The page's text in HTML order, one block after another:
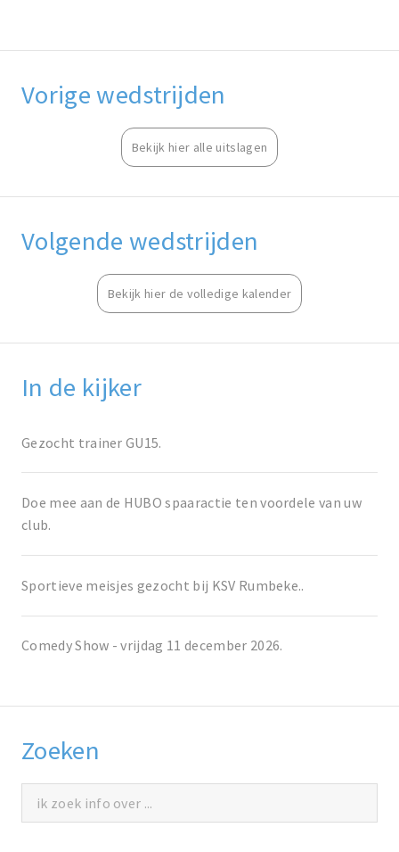
Vorige wedstrijden
Bekijk hier alle uitslagen
Volgende wedstrijden
Bekijk hier de volledige kalender
In de kijker
Gezocht trainer GU15.
Doe mee aan de HUBO spaaractie ten voordele van uw
club.
Sportieve meisjes gezocht bij KSV Rumbeke..
Comedy Show - vrijdag 11 december 2026.
Zoeken